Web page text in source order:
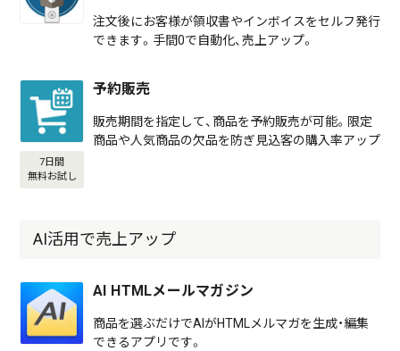
注文後にお客様が領収書やインボイスをセルフ発行
できます。手間0で自動化、売上アップ。
7日間
無料お試し
予約販売
販売期間を指定して、商品を予約販売が可能。限定
商品や人気商品の欠品を防ぎ見込客の購入率アップ
AI活用で売上アップ
AI HTMLメールマガジン
商品を選ぶだけでAIがHTMLメルマガを生成・編集
できるアプリです。